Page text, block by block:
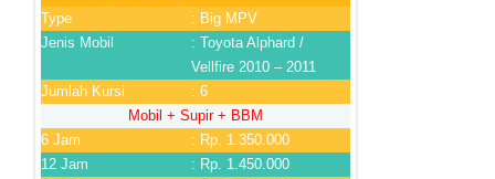
Type
: Big MPV
Jenis Mobil
: Toyota Alphard /
Vellfire 2010 – 2011
Jumlah Kursi
: 6
Mobil + Supir + BBM
6 Jam
: Rp. 1.350.000
12 Jam
: Rp. 1.450.000